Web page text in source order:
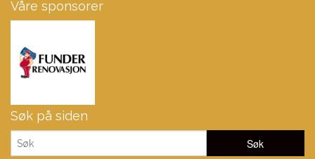
Våre sponsorer
Søk på siden